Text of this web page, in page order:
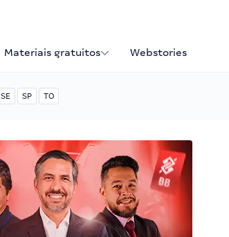
Materiais gratuitos Webstories
SE SP TO